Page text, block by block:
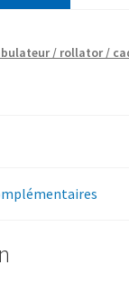
/ rollator /